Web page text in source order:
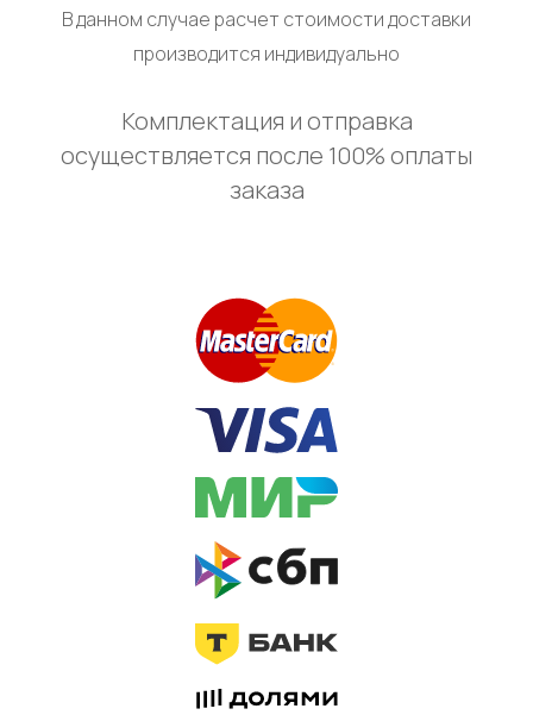
В данном случае расчет стоимости доставки
производится индивидуально
Комплектация и отправка
осуществляется после 100% оплаты
заказа